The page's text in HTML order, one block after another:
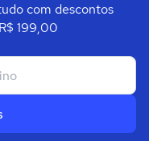
com descontos
199,00